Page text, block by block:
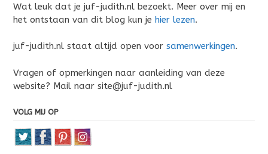
Wat leuk dat je juf-judith.nl bezoekt. Meer over mij en
het ontstaan van dit blog kun je hier lezen.
juf-judith.nl staat altijd open voor samenwerkingen.
Vragen of opmerkingen naar aanleiding van deze
website? Mail naar site@juf-judith.nl
VOLG MIJ OP